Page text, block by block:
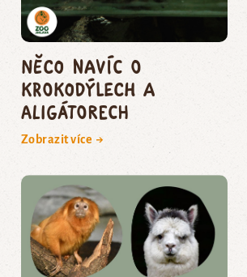
Něco navíc o
krokodýlech a
aligátorech
Zobrazit více →